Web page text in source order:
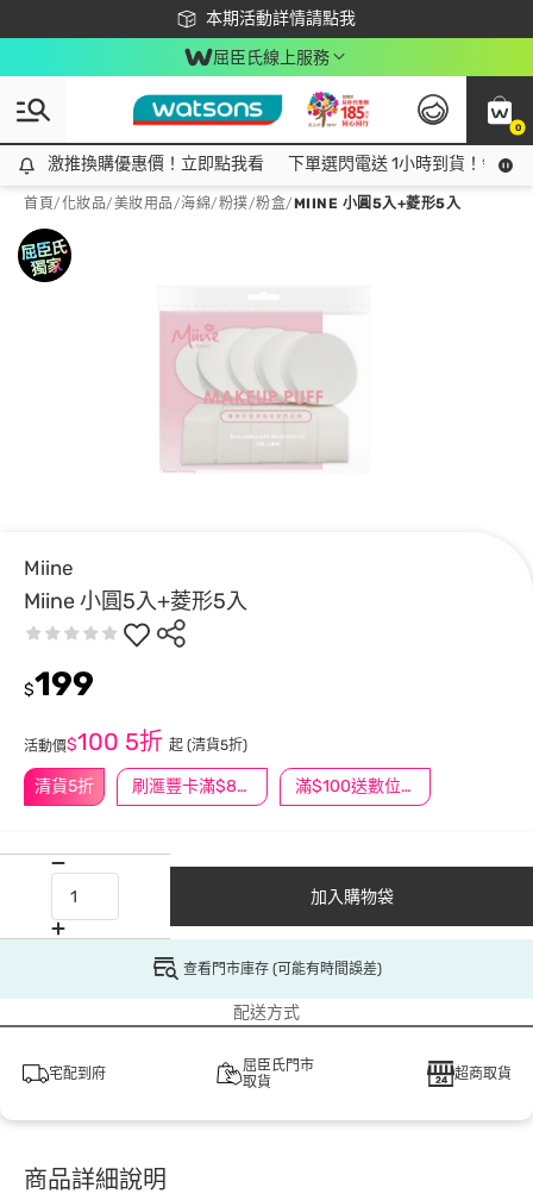
本期活動詳情請點我
下載app最高回饋$350
屈臣氏線上服務
0
激推換購優惠價！立即點我看
激推換購優惠價！立即點我看 下單選閃電送 1小時到貨！領神
首頁/化妝品/美妝用品/海綿/粉撲/粉盒/MIINE 小圓5入+菱形5入
Miine
Miine 小圓5入+菱形5入
清貨5折 刷滙豐卡滿$888送3萬點 滿$100送數位印花
$199
活動價$100 5折 起 (清貨5折)
加入購物袋
查看門市庫存 (可能有時間誤差)
配送方式
宅配到府
屈臣氏門市
取貨
超商取貨
商品詳細說明